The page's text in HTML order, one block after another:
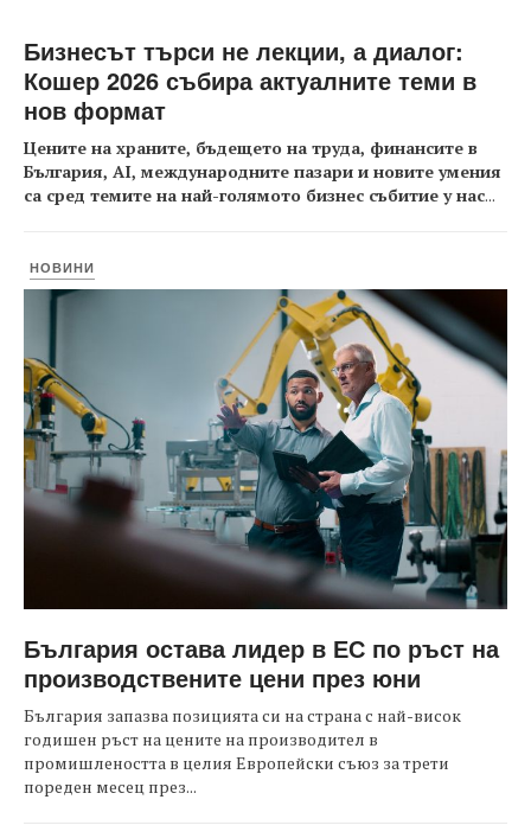
Бизнесът търси не лекции, а диалог:
Кошер 2026 събира актуалните теми в
нов формат
Цените на храните, бъдещето на труда, финансите в
България, AI, международните пазари и новите умения
са сред темите на най-голямото бизнес събитие у нас...
НОВИНИ
България остава лидер в ЕС по ръст на
производствените цени през юни
България запазва позицията си на страна с най-висок
годишен ръст на цените на производител в
промишлеността в целия Европейски съюз за трети
пореден месец през...